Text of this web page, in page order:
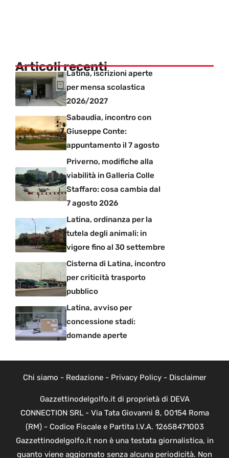
Articoli recentiLatina, iscrizioni aperte
per mensa scolastica
2026/2027
Sabaudia, incontro con
Giuseppe Conte:
appuntamento il 7 agosto
Priverno, modifiche alla
viabilità in Galleria Colle
Staffaro: cosa cambia dal
7 agosto 2026
Latina, ordinanza per la
tutela degli animali: in
vigore fino al 30 settembre
Cisterna di Latina, incontro
per criticità trasporto
pubblico
Latina, avviso per
concessione stadi:
domande aperte
Chi siamo - Redazione- Privacy Policy- Disclaimer
Gazzettinodelgolfo.it di proprietà di DEVA
CONNECTION SRL - Via Tata Giovanni 8, 00154 Roma
(RM) - Codice Fiscale e Partita I.V.A. 12658471003
Gazzettinodelgolfo.it non è una testata giornalistica, in
quanto viene aggiornato senza alcuna periodicità. Non